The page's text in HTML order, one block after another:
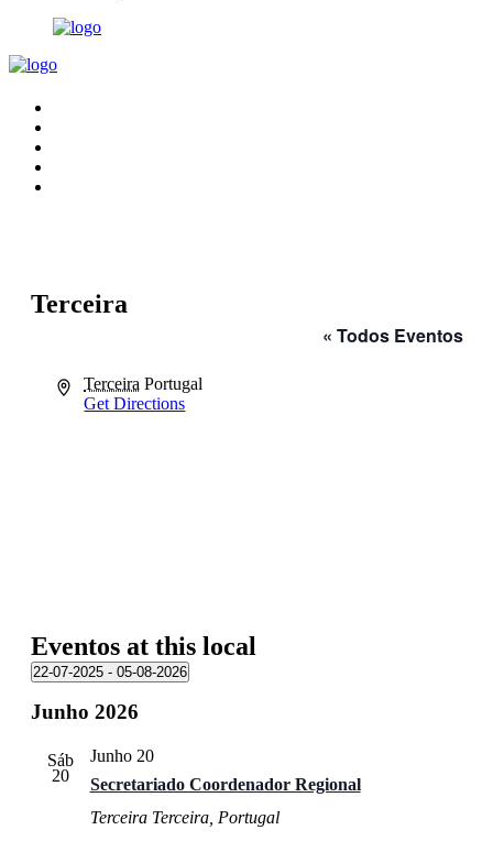
Terceira
« Todos Eventos
AddressTerceira Portugal
Get Directions
Eventos at this local
22-07-2025 - 05-08-2026
a
Junho 2026
Sáb
20
Secretariado Coordenador Regional
Junho 20
Terceira Terceira, Portugal